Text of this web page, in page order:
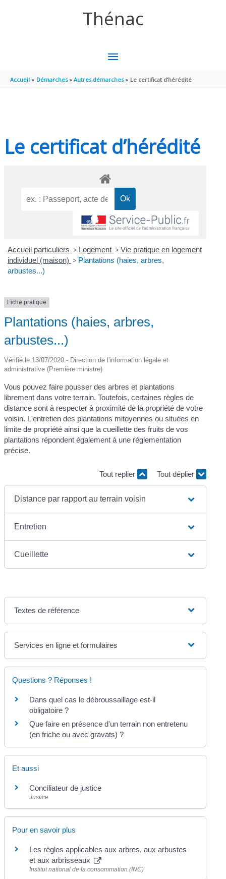
Thénac
MENU
PRINCIPAL
Accueil Démarches Autres démarches Le certificat d’hérédité
Le certificat d’hérédité
Accueil particuliers > Logement > Vie pratique en logement
individuel (maison) > Plantations (haies, arbres,
arbustes...)
Fiche pratique
Plantations (haies, arbres,
arbustes...)
Vérifié le 13/07/2020 - Direction de l'information légale et
administrative (Première ministre)
Vous pouvez faire pousser des arbres et plantations
librement dans votre terrain. Toutefois, certaines règles de
distance sont à respecter à proximité de la propriété de votre
voisin. L'entretien des plantations mitoyennes ou situées en
limite de propriété ainsi que la cueillette des fruits de vos
plantations répondent également à une réglementation
précise.
Tout replier Tout déplier
Distance par rapport au terrain voisin
Entretien
Cueillette
Textes de référence
Services en ligne et formulaires
Questions ? Réponses !
Dans quel cas le débroussaillage est-il
obligatoire ?
Que faire en présence d'un terrain non entretenu
(en friche ou avec gravats) ?
Et aussi
Conciliateur de justice
Justice
Pour en savoir plus
Les règles applicables aux arbres, aux arbustes
et aux arbrisseaux
Institut national de la consommation (INC)